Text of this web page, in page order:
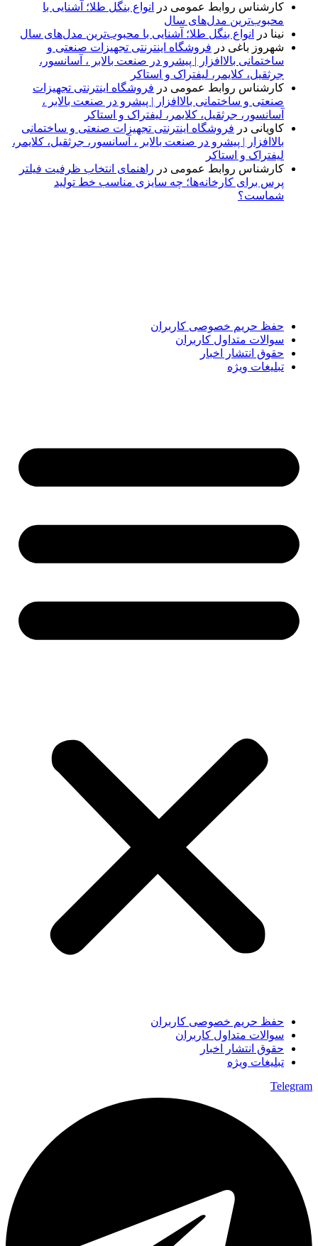
کارشناس روابط عمومی در
انواع بنگل طلا؛ آشنایی با
محبوب‌ترین مدل‌های سال
نینا در
انواع بنگل طلا؛ آشنایی با محبوب‌ترین مدل‌های سال
شهروز باغی در فروشگاه اینترنتی تجهیزات صنعتی و
ساختمانی بالاافزار | پیشرو در صنعت بالابر ، آسانسور،
جرثقیل، کلایمر، لیفتراک و استاکر
کارشناس روابط عمومی در فروشگاه اینترنتی تجهیزات
صنعتی و ساختمانی بالاافزار | پیشرو در صنعت بالابر ،
آسانسور، جرثقیل، کلایمر، لیفتراک و استاکر
کاویانی در فروشگاه اینترنتی تجهیزات صنعتی و ساختمانی
بالاافزار | پیشرو در صنعت بالابر ، آسانسور، جرثقیل، کلایمر،
لیفتراک و استاکر
کارشناس روابط عمومی در راهنمای انتخاب ظرفیت فیلتر
پرس برای کارخانه‌ها؛ چه سایزی مناسب خط تولید
شماست؟
حفظ حریم خصوصی کاربران
سوالات متداول کاربران
حقوق انتشار اخبار
تبلیغات ویژه
حفظ حریم خصوصی کاربران
سوالات متداول کاربران
حقوق انتشار اخبار
تبلیغات ویژه
Telegram